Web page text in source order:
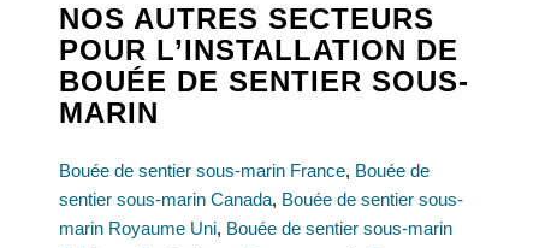
NOS AUTRES SECTEURS
POUR L’INSTALLATION DE
BOUÉE DE SENTIER SOUS-
MARIN
Bouée de sentier sous-marin France, Bouée de
sentier sous-marin Canada, Bouée de sentier sous-
marin Royaume Uni, Bouée de sentier sous-marin